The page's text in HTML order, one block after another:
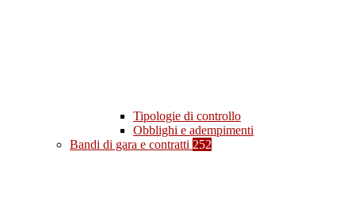
Tipologie di controllo
Obblighi e adempimenti
Bandi di gara e contratti 252